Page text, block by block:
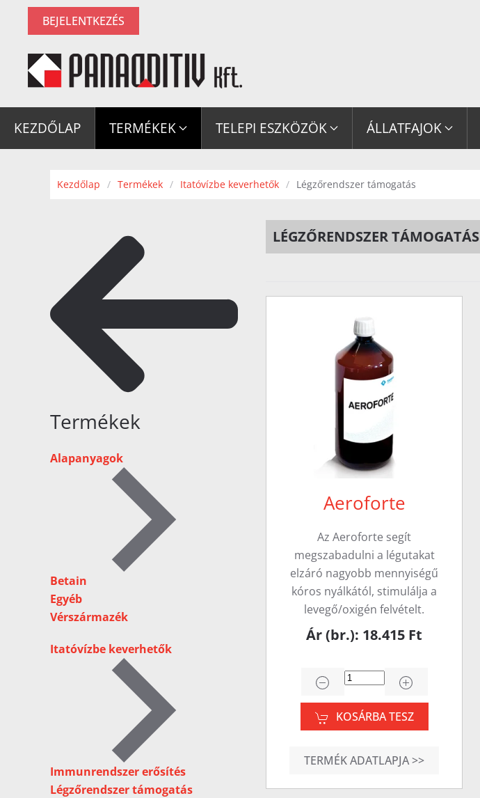
Fő tartalom átugrása
BEJELENTKEZÉS
KEZDŐLAP TERMÉKEK TELEPI ESZKÖZÖK ÁLLATFAJOK
Kezdőlap Termékek Itatóvízbe keverhetők Légzőrendszer támogatás
Termékek
Alapanyagok
Betain
Egyéb
Vérszármazék
Itatóvízbe keverhetők
Immunrendszer erősítés
Légzőrendszer támogatás
LÉGZŐRENDSZER TÁMOGATÁS
Aeroforte
Az Aeroforte segít
megszabadulni a légutakat
elzáró nagyobb mennyiségű
kóros nyálkától, stimulálja a
levegő/oxigén felvételt.
Ár (br.): 18.415 Ft
KOSÁRBA TESZ
TERMÉK ADATLAPJA >>